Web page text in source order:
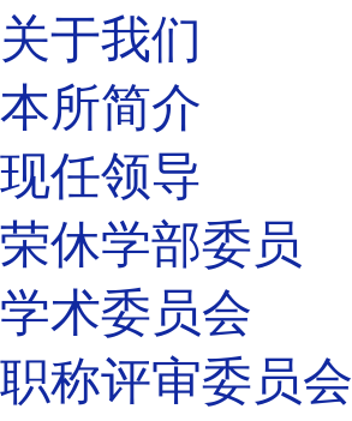
关于我们
本所简介
现任领导
荣休学部委员
学术委员会
职称评审委员会